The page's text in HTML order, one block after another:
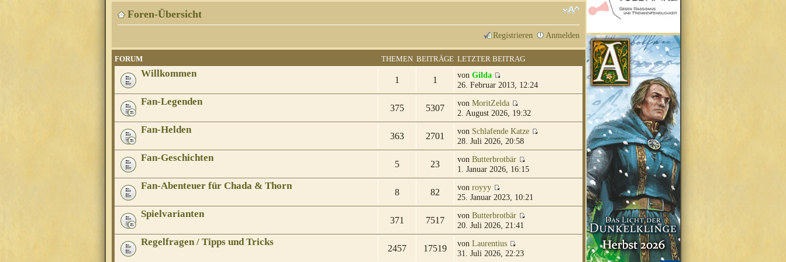
Foren-Übersicht
Registrieren Anmelden
FORUM THEMEN BEITRÄGE LETZTER BEITRAG
Willkommen
1 1 von Gilda
26. Februar 2013, 12:24
Fan-Legenden
375 5307 von MoritZelda
2. August 2026, 19:32
Fan-Helden
363 2701 von Schlafende Katze
28. Juli 2026, 20:58
Fan-Geschichten
5 23 von Butterbrotbär
1. Januar 2026, 16:15
Fan-Abenteuer für Chada & Thorn
8 82 von royyy
25. Januar 2023, 10:21
Spielvarianten
371 7517 von Butterbrotbär
20. Juli 2026, 21:41
Regelfragen / Tipps und Tricks
2457 17519 von Laurentius
31. Juli 2026, 22:23